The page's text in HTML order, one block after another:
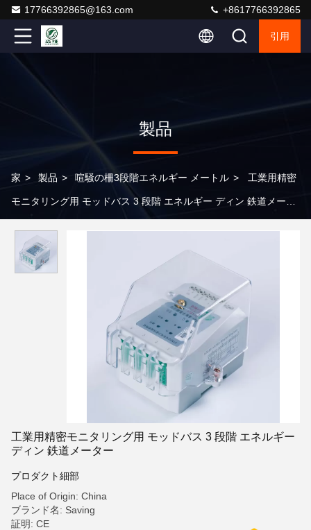
17766392865@163.com +8617766392865
引用
製品
家 > 製品 > 喧騒の柵3段階エネルギー メートル > 工業用精密
モニタリング用 モッドバス 3 段階 エネルギー ディン 鉄道メータ
工業用精密モニタリング用 モッドバス 3 段階 エネルギー
ディン 鉄道メーター
プロダクト細部
Place of Origin: China
ブランド名: Saving
証明: CE